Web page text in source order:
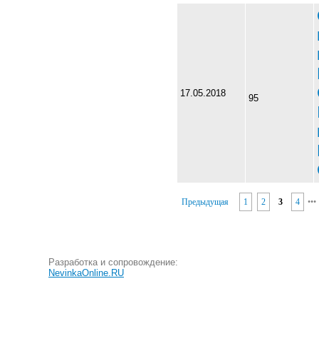
17.05.2018 95
Предыдущая 1 2 3 4 •••
Разработка и сопровождение:
NevinkaOnline.RU